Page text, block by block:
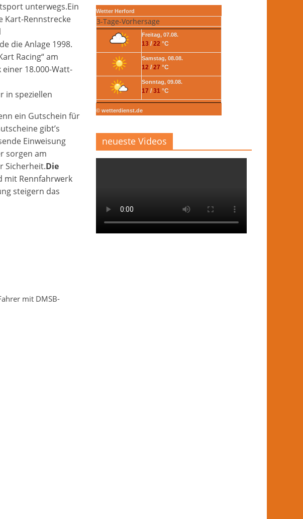
unterwegs.Ein
Kart-Rennstrecke
die Anlage 1998.
Racing“ am
18.000-Watt-
in speziellen
ein Gutschein für
gibt’s
Einweisung
sorgen am
Sicherheit.Die
mit Rennfahrwerk
steigern das
mit DMSB-
Wetter Herford
3-Tage-Vorhersage
Freitag, 07.08.
13 / 22 °C
Samstag, 08.08.
12 / 27 °C
Sonntag, 09.08.
17 / 31 °C
© wetterdienst.de
neueste Videos